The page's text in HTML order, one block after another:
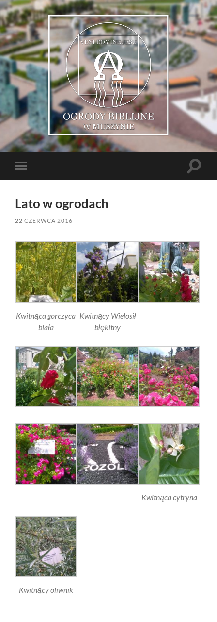
Muszyńskie
Ogrody
Biblijne
mobile
Toggle
Lato w ogrodach
22 CZERWCA 2016
Kwitnąca gorczyca
biała
Kwitnący Wielosił
błękitny
Kwitnąca cytryna
Kwitnący oliwnik